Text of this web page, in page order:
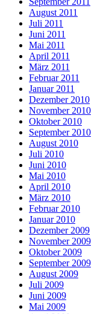
August 2011
Juli 2011
Juni 2011
Mai 2011
April 2011
März 2011
Februar 2011
Januar 2011
Dezember 2010
November 2010
Oktober 2010
September 2010
August 2010
Juli 2010
Juni 2010
Mai 2010
April 2010
März 2010
Februar 2010
Januar 2010
Dezember 2009
November 2009
Oktober 2009
September 2009
August 2009
Juli 2009
Juni 2009
Mai 2009